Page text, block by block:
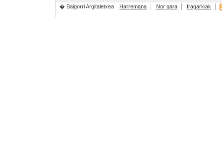
� Baigorri Argitaletxea
Harremana Nor gara Iragarkiak